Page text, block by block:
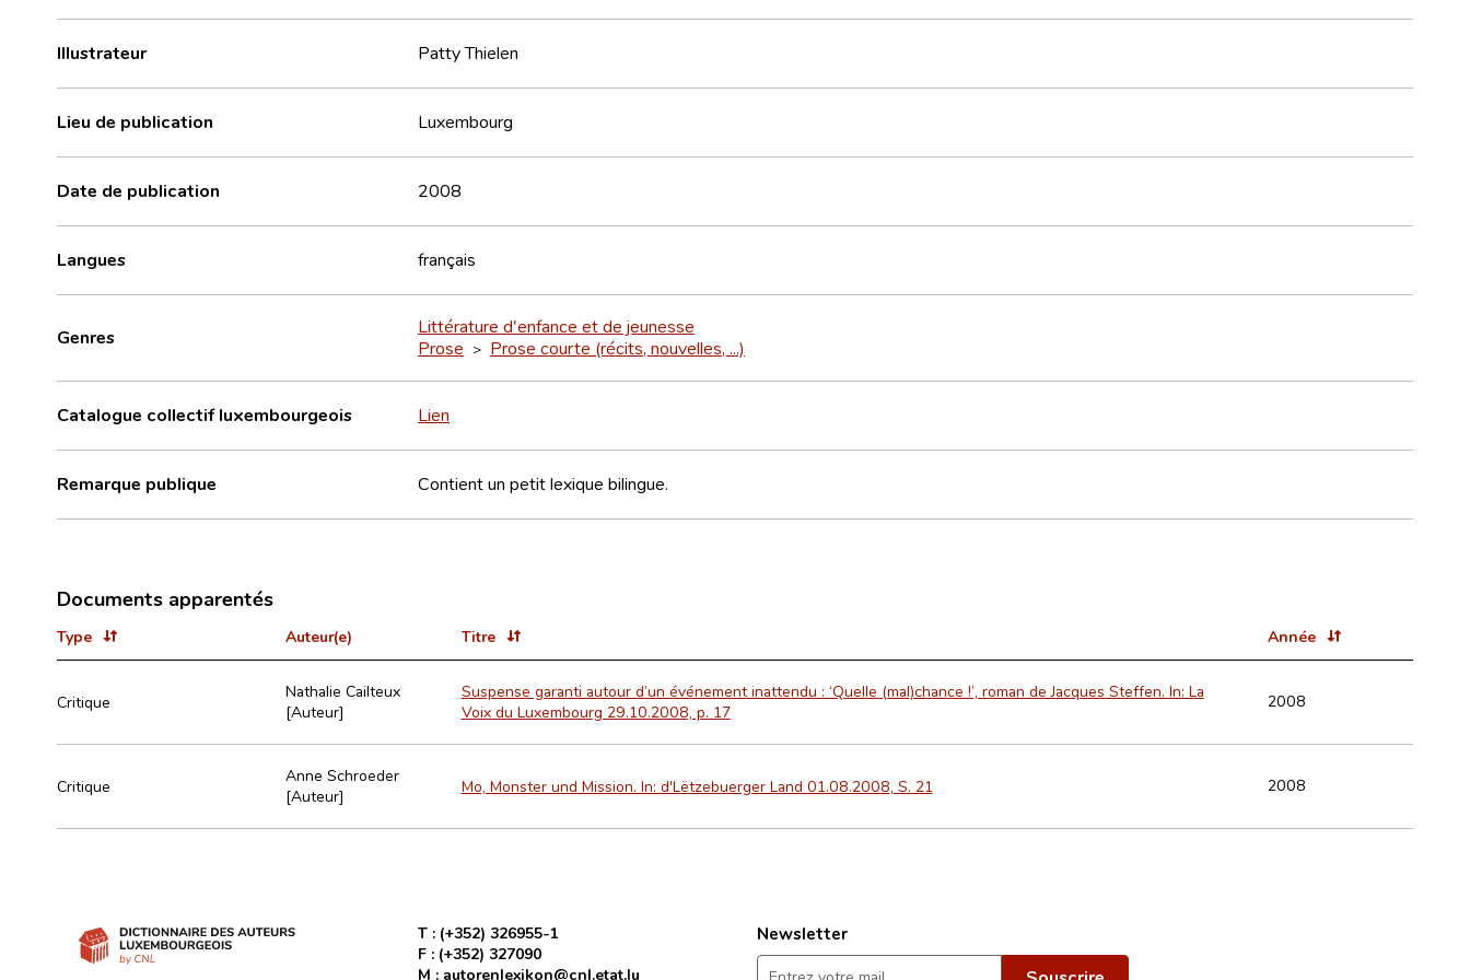
Illustrateur Patty Thielen
Lieu de publication Luxembourg
Date de publication 2008
Langues français
Genres
Littérature d'enfance et de jeunesse
Prose > Prose courte (récits, nouvelles, ...)
Catalogue collectif luxembourgeois Lien
Remarque publique Contient un petit lexique bilingue.
Documents apparentés
Type Auteur(e) Titre Année
Critique
Nathalie Cailteux
[Auteur]
Suspense garanti autour d’un événement inattendu : ‘Quelle (mal)chance !’, roman de Jacques Steffen. In: La
Voix du Luxembourg 29.10.2008, p. 17
2008
Critique
Anne Schroeder
[Auteur]
Mo, Monster und Mission. In: d'Lëtzebuerger Land 01.08.2008, S. 21 2008
T : (+352) 326955-1
F : (+352) 327090
M : autorenlexikon@cnl.etat.lu
Newsletter